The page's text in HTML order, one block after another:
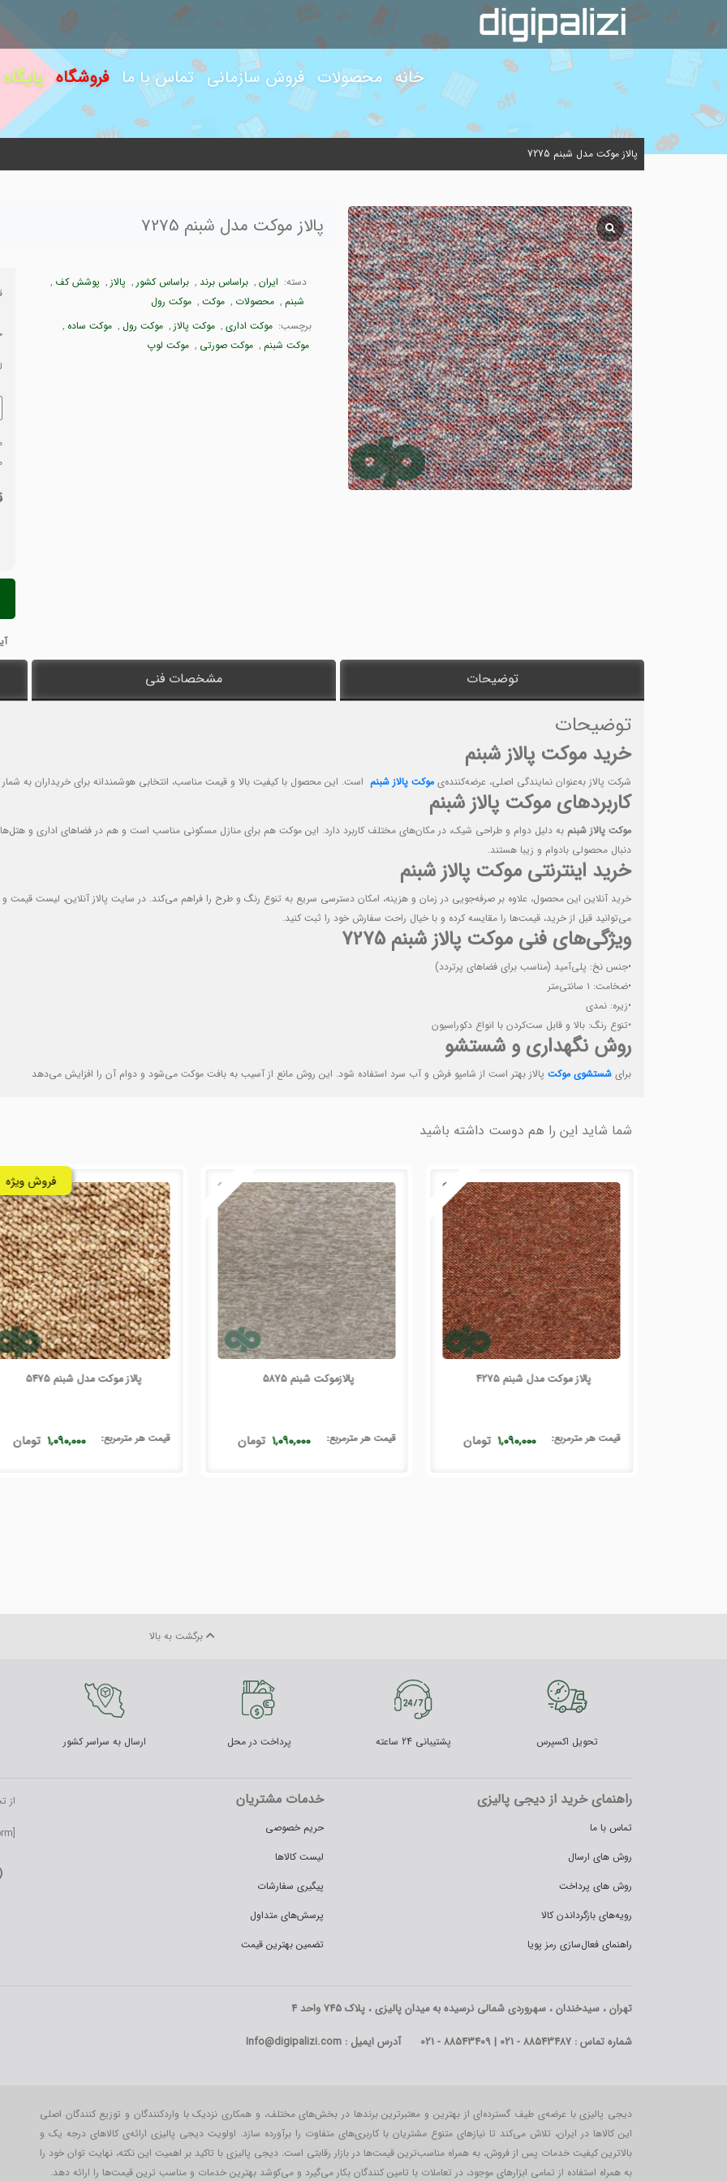
خانه محصولات فروش سازمانی تماس با ما فروشگاه
پالاز موکت مدل شبنم 7275
پالاز موکت مدل شبنم 7275
دسته: ایران , براساس برند , براساس کشور , پالاز , پوشش کف ,
شبنم , محصولات , موکت , موکت رول
برچسب: موکت اداری , موکت پالاز , موکت رول , موکت ساده ,
موکت شبنم , موکت صورتی , موکت لوپ
موکت
مدل
توضیحات مشخصات فنی
توضیحات
خرید موکت پالاز شبنم
شرکت پالاز به‌عنوان نمایندگی اصلی، عرضه‌کننده‌ی موکت پالاز شبنم است. این محصول با کیفیت بالا و قیمت مناسب، انتخابی هوشمندانه برای خریداران به
کاربردهای موکت پالاز شبنم
موکت پالاز شبنم به دلیل دوام و طراحی شیک، در مکان‌های مختلف کاربرد دارد. این موکت هم برای منازل مسکونی مناسب است و هم در فضاهای اداری و هتل‌ها
دنبال محصولی بادوام و زیبا هستند.
خرید اینترنتی موکت پالاز شبنم
خرید آنلاین این محصول، علاوه بر صرفه‌جویی در زمان و هزینه، امکان دسترسی سریع به تنوع رنگ و طرح را فراهم می‌کند. در سایت پالاز آنلاین، لیست
می‌توانید قبل از خرید، قیمت‌ها را مقایسه کرده و با خیال راحت سفارش خود را ثبت کنید.
ویژگی‌های فنی موکت پالاز شبنم 7275
•جنس نخ: پلی‌آمید (مناسب برای فضاهای پرتردد)
•ضخامت: ۱ سانتی‌متر
•زیره: نمدی
•تنوع رنگ: بالا و قابل ست‌کردن با انواع دکوراسیون
روش نگهداری و شستشو
برای شستشوی موکت پالاز بهتر است از شامپو فرش و آب سرد استفاده شود. این روش مانع از آسیب به بافت موکت می‌شود و دوام آن را افزایش می‌دهد
شما شاید این را هم دوست داشته باشید
پالاز موکت مدل شبنم 4275
قیمت هرمترمربع: ۱,۰۹۰,۰۰۰ تومان
پالازموکت شبنم 5875
قیمت هرمترمربع: ۱,۰۹۰,۰۰۰ تومان
پالاز موکت مدل شبنم 5475
قیمت هرمترمربع:
فروش ویژه
۱,۰۹۰,۰۰۰ تومان
برگشت به بالا
تحویل اکسپرس پشتیبانی 24 ساعته پرداخت در محل ارسال به سراسر کشور
راهنمای خرید از دیجی پالیزی
تماس با ما
روش های ارسال
روش های پرداخت
رویه‌های بازگرداندن کالا
راهنمای فعال‌سازی رمز پویا
خدمات مشتریان
حریم خصوصی
لیست کالاها
پیگیری سفارشات
پرسش‌های متداول
تضمین بهترین قیمت
از
[wp-sms-subscriber-form]
تهران ، سیدخندان ، سهروردی شمالی نرسیده به میدان پالیزی ، پلاک 745 واحد 4
شماره تماس : 88543487 - 021 | 88543409 - 021 آدرس ایمیل : Info@digipalizi.com
دیجی پالیزی با عرضه‌ی طیف گسترده‌ای از بهترین و معتبرترین برندها در بخش‌های مختلف، و همکاری نزدیک با واردکنندگان و توزیع کنندگان اصلی
این کالاها در ایران، تلاش می‌کند تا نیازهای متنوع مشتریان با کاربری‌‌های متفاوت را برآورده سازد. اولویت دیجی پالیزی ارائه‌ی کالاهای درجه یک و
بالاترین کیفیت خدمات پس از فروش، به همراه مناسب‌ترین قیمت‌ها در بازار رقابتی است. دیجی پالیزی با تاکید بر اهمیت این نکته، نهایت توان خود را
به همراه استفاده از تمامی ابزارهای موجود، در تعاملات با تامین کنندگان بکار می‎‌گیرد و می‌کوشد بهترین خدمات و مناسب ترین قیمت‌ها را ارائه دهد.